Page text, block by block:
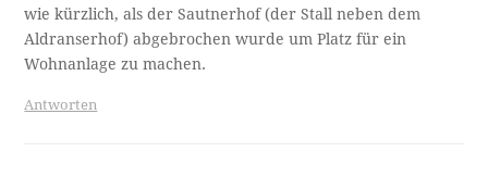
wie kürzlich, als der Sautnerhof (der Stall neben dem
Aldranserhof) abgebrochen wurde um Platz für ein
Wohnanlage zu machen.
Antworten